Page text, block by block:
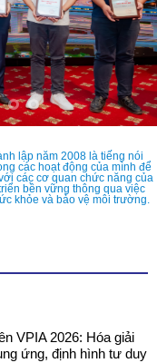
lập năm 2008 là tiếng nói
các hoạt động của mình để
các cơ quan chức năng của
bền vững thông qua việc
khỏe và bảo vệ môi trường.
VPIA 2026: Hóa giải
ứng, định hình tư duy